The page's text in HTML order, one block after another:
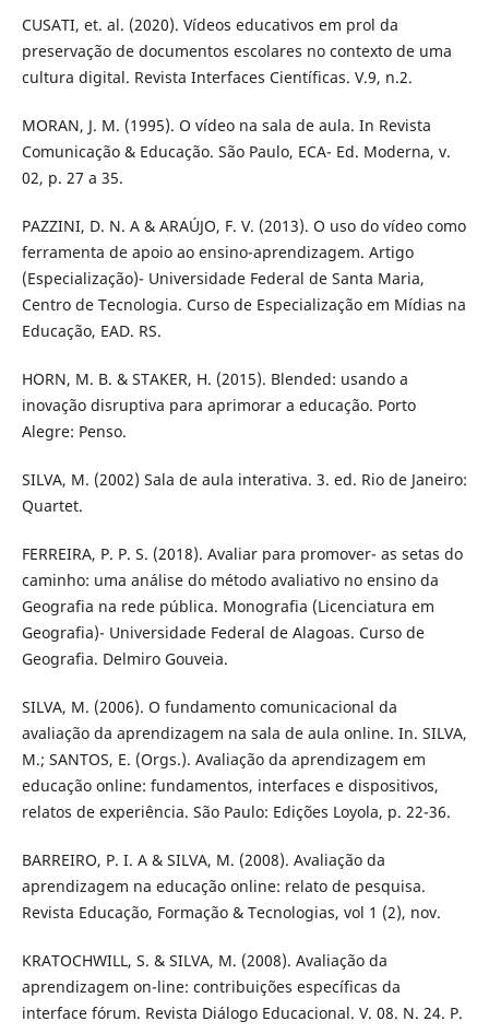
CUSATI, et. al. (2020). Vídeos educativos em prol da
preservação de documentos escolares no contexto de uma
cultura digital. Revista Interfaces Científicas. V.9, n.2.
MORAN, J. M. (1995). O vídeo na sala de aula. In Revista
Comunicação & Educação. São Paulo, ECA- Ed. Moderna, v.
02, p. 27 a 35.
PAZZINI, D. N. A & ARAÚJO, F. V. (2013). O uso do vídeo como
ferramenta de apoio ao ensino-aprendizagem. Artigo
(Especialização)- Universidade Federal de Santa Maria,
Centro de Tecnologia. Curso de Especialização em Mídias na
Educação, EAD. RS.
HORN, M. B. & STAKER, H. (2015). Blended: usando a
inovação disruptiva para aprimorar a educação. Porto
Alegre: Penso.
SILVA, M. (2002) Sala de aula interativa. 3. ed. Rio de Janeiro:
Quartet.
FERREIRA, P. P. S. (2018). Avaliar para promover- as setas do
caminho: uma análise do método avaliativo no ensino da
Geografia na rede pública. Monografia (Licenciatura em
Geografia)- Universidade Federal de Alagoas. Curso de
Geografia. Delmiro Gouveia.
SILVA, M. (2006). O fundamento comunicacional da
avaliação da aprendizagem na sala de aula online. In. SILVA,
M.; SANTOS, E. (Orgs.). Avaliação da aprendizagem em
educação online: fundamentos, interfaces e dispositivos,
relatos de experiência. São Paulo: Edições Loyola, p. 22-36.
BARREIRO, P. I. A & SILVA, M. (2008). Avaliação da
aprendizagem na educação online: relato de pesquisa.
Revista Educação, Formação & Tecnologias, vol 1 (2), nov.
KRATOCHWILL, S. & SILVA, M. (2008). Avaliação da
aprendizagem on-line: contribuições específicas da
interface fórum. Revista Diálogo Educacional. V. 08. N. 24. P.